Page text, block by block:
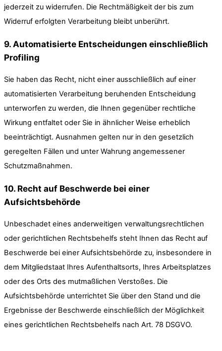
jederzeit zu widerrufen. Die Rechtmäßigkeit der bis zum
Widerruf erfolgten Verarbeitung bleibt unberührt.
9. Automatisierte Entscheidungen einschließlich
Profiling
Sie haben das Recht, nicht einer ausschließlich auf einer
automatisierten Verarbeitung beruhenden Entscheidung
unterworfen zu werden, die Ihnen gegenüber rechtliche
Wirkung entfaltet oder Sie in ähnlicher Weise erheblich
beeinträchtigt. Ausnahmen gelten nur in den gesetzlich
geregelten Fällen und unter Wahrung angemessener
Schutzmaßnahmen.
10. Recht auf Beschwerde bei einer
Aufsichtsbehörde
Unbeschadet eines anderweitigen verwaltungsrechtlichen
oder gerichtlichen Rechtsbehelfs steht Ihnen das Recht auf
Beschwerde bei einer Aufsichtsbehörde zu, insbesondere in
dem Mitgliedstaat Ihres Aufenthaltsorts, Ihres Arbeitsplatzes
oder des Orts des mutmaßlichen Verstoßes. Die
Aufsichtsbehörde unterrichtet Sie über den Stand und die
Ergebnisse der Beschwerde einschließlich der Möglichkeit
eines gerichtlichen Rechtsbehelfs nach Art. 78 DSGVO.